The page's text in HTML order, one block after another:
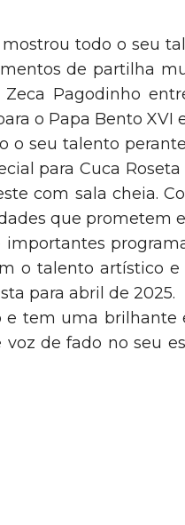
todo o seu
de partilha
Pagodinho
o Papa Bento XVI
seu talento
para Cuca Roseta
com sala cheia.
que prometem
o talento artístico
para abril de 2025.
tem uma brilhante
de fado no seu